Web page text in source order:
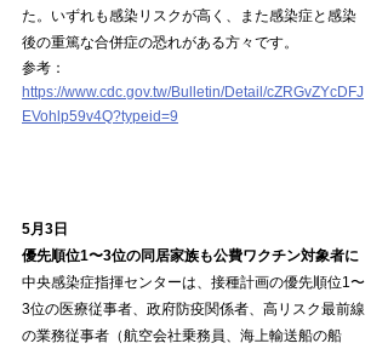
た。いずれも感染リスクが高く、また感染症と感染
後の重篤な合併症の恐れがある方々です。
参考：
https://www.cdc.gov.tw/Bulletin/Detail/cZRGvZYcDFJ
EVohlp59v4Q?typeid=9
5月3日
優先順位1〜3位の同居家族も公費ワクチン対象者に
中央感染症指揮センターは、接種計画の優先順位1〜
3位の医療従事者、政府防疫関係者、高リスク最前線
の業務従事者（航空会社乗務員、海上輸送船の船